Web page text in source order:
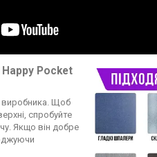
Happy Pocket
виробника. Щоб
спробуйте
Якщо він добре